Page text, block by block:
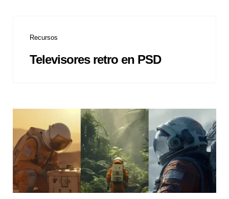
Recursos
Televisores retro en PSD